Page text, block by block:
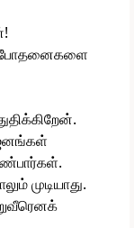
போதனைகளை
முடியாது.